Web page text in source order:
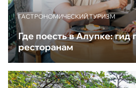
ГАСТРОНОМИЧЕСКИЙ ТУРИЗМ
Где поесть в Алупке: гид
ресторанам